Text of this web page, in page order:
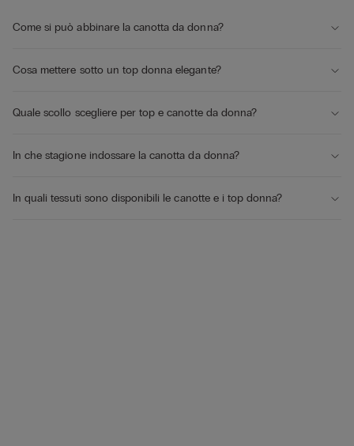
Come si può abbinare la canotta da donna?
Cosa mettere sotto un top donna elegante?
Quale scollo scegliere per top e canotte da donna?
In che stagione indossare la canotta da donna?
In quali tessuti sono disponibili le canotte e i top donna?